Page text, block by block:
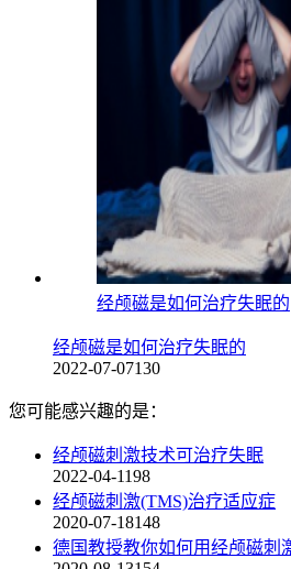
经颅磁是如何治疗失眠的
经颅磁是如何治疗失眠的
2022-07-07130
您可能感兴趣的是：
经颅磁刺激技术可治疗失眠
2022-04-1198
经颅磁刺激(TMS)治疗适应症
2020-07-18148
德国教授教你如何用经颅磁刺